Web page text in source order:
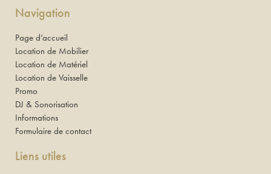
Navigation
Page d’accueil
Location de Mobilier
Location de Matériel
Location de Vaisselle
Promo
DJ & Sonorisation
Informations
Formulaire de contact
Liens utiles